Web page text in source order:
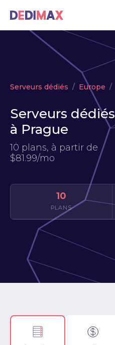
Serveurs dédiés Europe
Serveurs dédiés
à Prague
10 plans, à partir de
$81.99/mo
10
PLANS